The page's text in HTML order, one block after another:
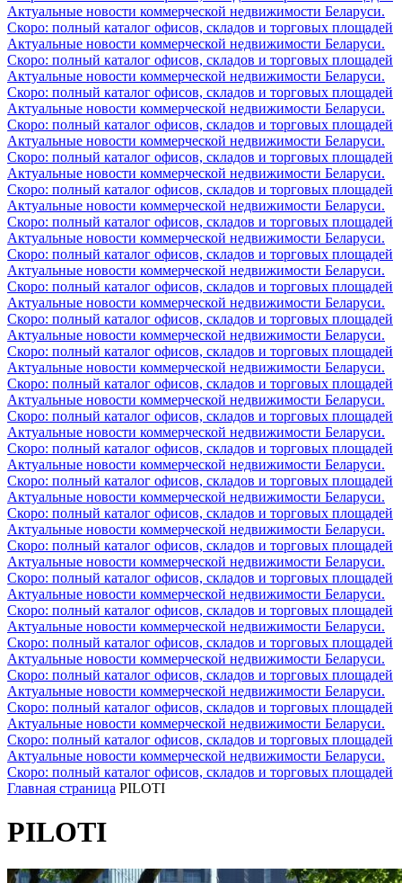
Актуальные новости коммерческой недвижимости Беларуси.
Скоро: полный каталог офисов, складов и торговых площадей
Актуальные новости коммерческой недвижимости Беларуси.
Скоро: полный каталог офисов, складов и торговых площадей
Актуальные новости коммерческой недвижимости Беларуси.
Скоро: полный каталог офисов, складов и торговых площадей
Актуальные новости коммерческой недвижимости Беларуси.
Скоро: полный каталог офисов, складов и торговых площадей
Актуальные новости коммерческой недвижимости Беларуси.
Скоро: полный каталог офисов, складов и торговых площадей
Актуальные новости коммерческой недвижимости Беларуси.
Скоро: полный каталог офисов, складов и торговых площадей
Актуальные новости коммерческой недвижимости Беларуси.
Скоро: полный каталог офисов, складов и торговых площадей
Актуальные новости коммерческой недвижимости Беларуси.
Скоро: полный каталог офисов, складов и торговых площадей
Актуальные новости коммерческой недвижимости Беларуси.
Скоро: полный каталог офисов, складов и торговых площадей
Актуальные новости коммерческой недвижимости Беларуси.
Скоро: полный каталог офисов, складов и торговых площадей
Актуальные новости коммерческой недвижимости Беларуси.
Скоро: полный каталог офисов, складов и торговых площадей
Актуальные новости коммерческой недвижимости Беларуси.
Скоро: полный каталог офисов, складов и торговых площадей
Актуальные новости коммерческой недвижимости Беларуси.
Скоро: полный каталог офисов, складов и торговых площадей
Актуальные новости коммерческой недвижимости Беларуси.
Скоро: полный каталог офисов, складов и торговых площадей
Актуальные новости коммерческой недвижимости Беларуси.
Скоро: полный каталог офисов, складов и торговых площадей
Актуальные новости коммерческой недвижимости Беларуси.
Скоро: полный каталог офисов, складов и торговых площадей
Актуальные новости коммерческой недвижимости Беларуси.
Скоро: полный каталог офисов, складов и торговых площадей
Актуальные новости коммерческой недвижимости Беларуси.
Скоро: полный каталог офисов, складов и торговых площадей
Актуальные новости коммерческой недвижимости Беларуси.
Скоро: полный каталог офисов, складов и торговых площадей
Актуальные новости коммерческой недвижимости Беларуси.
Скоро: полный каталог офисов, складов и торговых площадей
Актуальные новости коммерческой недвижимости Беларуси.
Скоро: полный каталог офисов, складов и торговых площадей
Актуальные новости коммерческой недвижимости Беларуси.
Скоро: полный каталог офисов, складов и торговых площадей
Актуальные новости коммерческой недвижимости Беларуси.
Скоро: полный каталог офисов, складов и торговых площадей
Актуальные новости коммерческой недвижимости Беларуси.
Скоро: полный каталог офисов, складов и торговых площадей
Главная страница PILOTI
PILOTI